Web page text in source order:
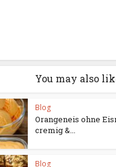
You may also
Blog
Orangeneis ohne
cremig &...
Blog